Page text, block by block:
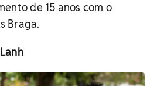
de 15 anos com o
Braga.